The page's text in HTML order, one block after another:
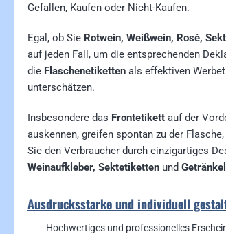
Gefallen, Kaufen oder Nicht-Kaufen.
Egal, ob Sie Rotwein, Weißwein, Rosé,
auf jeden Fall, um die entsprechenden
die Flaschenetiketten als effektiven
unterschätzen.
Insbesondere das Frontetikett auf der
auskennen, greifen spontan zu der
Sie den Verbraucher durch einzigartiges
Weinaufkleber, Sektetiketten und
Ausdrucksstarke und individuell
- Hochwertiges und professionelles